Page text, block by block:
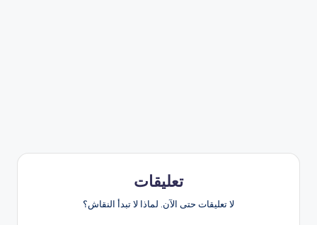
تعليقات
لا تعليقات حتى الآن. لماذا لا تبدأ النقاش؟